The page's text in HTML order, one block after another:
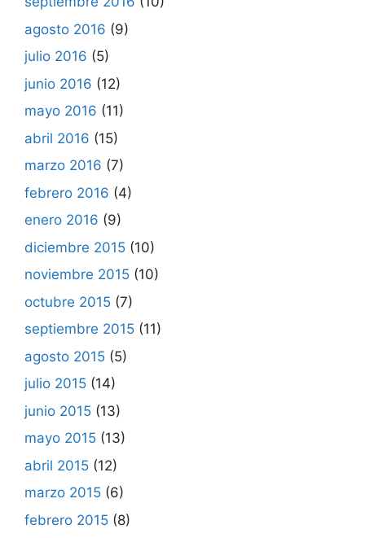
agosto 2016 (9)
julio 2016 (5)
junio 2016 (12)
mayo 2016 (11)
abril 2016 (15)
marzo 2016 (7)
febrero 2016 (4)
enero 2016 (9)
diciembre 2015 (10)
noviembre 2015 (10)
octubre 2015 (7)
septiembre 2015 (11)
agosto 2015 (5)
julio 2015 (14)
junio 2015 (13)
mayo 2015 (13)
abril 2015 (12)
marzo 2015 (6)
febrero 2015 (8)